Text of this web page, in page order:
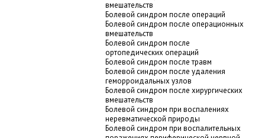
вмешательств
Болевой синдром после операций
Болевой синдром после операционных
вмешательств
Болевой синдром после
ортопедических операций
Болевой синдром после травм
Болевой синдром после удаления
геморроидальных узлов
Болевой синдром после хирургических
вмешательств
Болевой синдром при воспалениях
неревматической природы
Болевой синдром при воспалительных